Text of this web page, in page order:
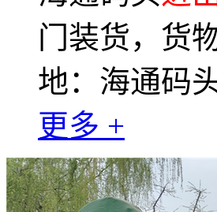
门装货，货
地：海通码
更多 +